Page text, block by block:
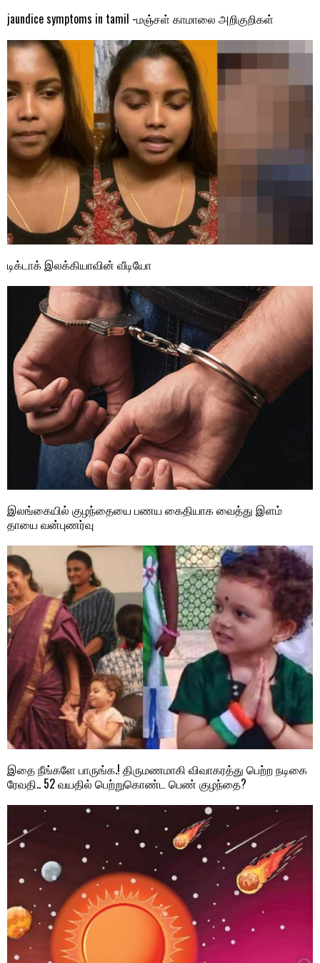
jaundice symptoms in tamil -மஞ்சள் காமாலை அறிகுறிகள்
டிக்டாக் இலக்கியாவின் வீடியோ
இலங்கையில் குழந்தையை பணய கைதியாக வைத்து இளம்
தாயை வன்புணர்வு
இதை நீங்களே பாருங்க.! திருமணமாகி விவாகரத்து பெற்ற நடிகை
ரேவதி.. 52 வயதில் பெற்றுகொண்ட பெண் குழந்தை?